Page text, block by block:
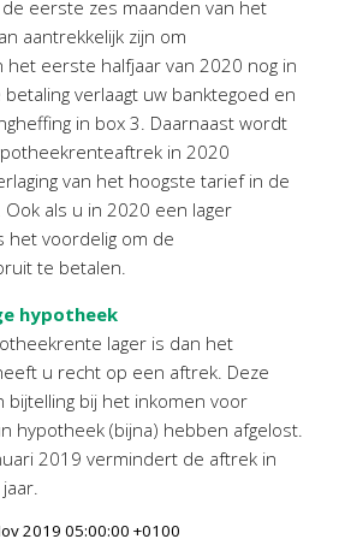
eerste zes maanden van het
aantrekkelijk zijn om
eerste halfjaar van 2020 nog in
verlaagt uw banktegoed en
in box 3. Daarnaast wordt
in 2020
van het hoogste tarief in de
als u in 2020 een lager
het voordelig om de
te betalen.
hypotheek
lager is dan het
u recht op een aftrek. Deze
bijtelling bij het inkomen voor
hypotheek (bijna) hebben afgelost.
2019 vermindert de aftrek in
2019 05:00:00 +0100